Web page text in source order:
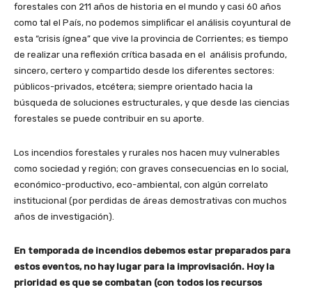
forestales con 211 años de historia en el mundo y casi 60 años
como tal el País, no podemos simplificar el análisis coyuntural de
esta “crisis ígnea” que vive la provincia de Corrientes; es tiempo
de realizar una reflexión crítica basada en el análisis profundo,
sincero, certero y compartido desde los diferentes sectores:
públicos-privados, etcétera; siempre orientado hacia la
búsqueda de soluciones estructurales, y que desde las ciencias
forestales se puede contribuir en su aporte.
Los incendios forestales y rurales nos hacen muy vulnerables
como sociedad y región; con graves consecuencias en lo social,
económico-productivo, eco-ambiental, con algún correlato
institucional (por perdidas de áreas demostrativas con muchos
años de investigación).
En temporada de incendios debemos estar preparados para
estos eventos, no hay lugar para la improvisación. Hoy la
prioridad es que se combatan (con todos los recursos